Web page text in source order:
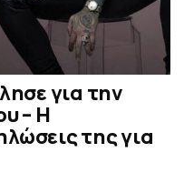
για την
– Η
της για